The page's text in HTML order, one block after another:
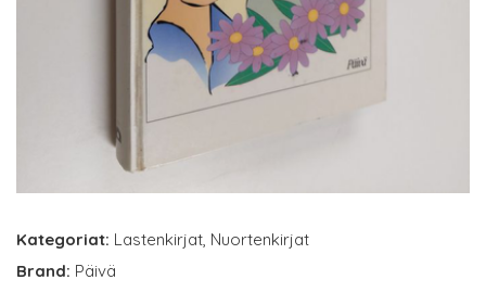
Kategoriat: Lastenkirjat, Nuortenkirjat
Brand: Päivä